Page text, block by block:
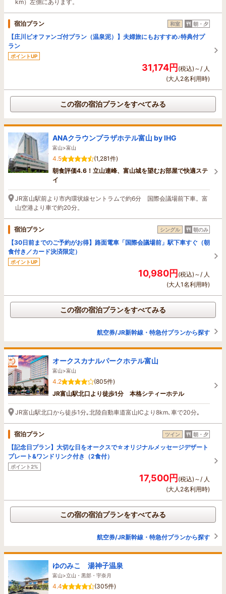
km）左側にあります。
宿泊プラン 和室 朝・夕
【庄川ビオファンゴ付プラン（温泉泥）】夫婦旅にもおすすめ♪特典付プ
ラン
ポイントUP
31,174円(税込)～/ 人
(大人2名利用時)
この宿の宿泊プランをすべてみる
ANAクラウンプラザホテル富山 by IHG
富山>富山
4.5
(1,281件)
朝食評価4.6！立山連峰、富山城を望むお部屋で快適ステ
イ
JR富山駅前より市内環状線セントラムで約6分 国際会議場前下車。富
山空港より車で約20分。
宿泊プラン シングル 朝のみ
【30日前までのご予約がお得】路面電車「国際会議場前」駅下車すぐ（朝
食付き／カード決済限定）
ポイントUP
10,980円(税込)～/ 人
(大人1名利用時)
この宿の宿泊プランをすべてみる
航空券/JR新幹線・特急付プランから探す
オークスカナルパークホテル富山
富山>富山
4.2
(805件)
JR富山駅北口より徒歩1分 本格シティーホテル
JR富山駅北口から徒歩1分｡北陸自動車道富山ICより8km､車で20分｡
宿泊プラン ツイン 朝・夕
【記念日プラン】大切な日をオークスで☆オリジナルメッセージデザート
プレート&ワンドリンク付き（2食付）
ポイント2%
17,500円(税込)～/ 人
(大人2名利用時)
この宿の宿泊プランをすべてみる
航空券/JR新幹線・特急付プランから探す
ゆのみこ 湯神子温泉
富山>立山・黒部・宇奈月
4.4 (305件)